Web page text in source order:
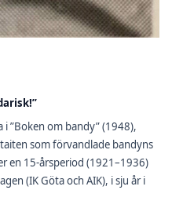
i ”Boken om bandy” (1948),
som förvandlade bandyns
en 15-årsperiod (1921–1936)
(IK Göta och AIK), i sju år i